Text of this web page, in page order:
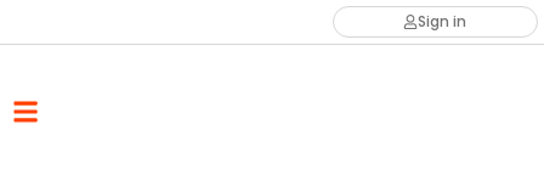
Sign in